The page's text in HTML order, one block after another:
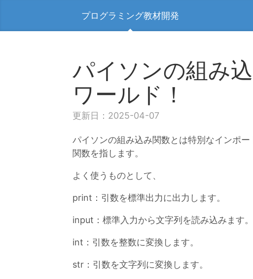
プログラミング教材開発
パイソンの組み
ワールド！
更新日：2025-04-07
パイソンの組み込み関数とは特別なインポ
関数を指します。
よく使うものとして、
print：引数を標準出力に出力します。
input：標準入力から文字列を読み込みます。
int：引数を整数に変換します。
str：引数を文字列に変換します。